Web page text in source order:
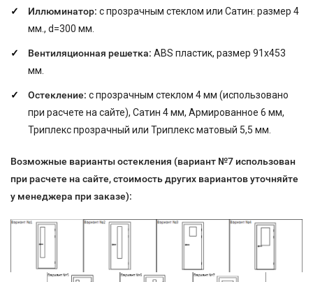
Иллюминатор: с прозрачным стеклом или Сатин: размер 4
мм., d=300 мм.
Вентиляционная решетка: ABS пластик, размер 91x453
мм.
Остекление: с прозрачным стеклом 4 мм (использовано
при расчете на сайте), Сатин 4 мм, Армированное 6 мм,
Триплекс прозрачный или Триплекс матовый 5,5 мм.
Возможные варианты остекления (вариант №7 использован
при расчете на сайте, стоимость других вариантов уточняйте
у менеджера при заказе):